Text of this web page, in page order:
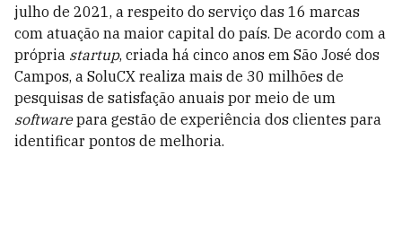
julho de 2021, a respeito do serviço das 16 marcas
com atuação na maior capital do país. De acordo com a
própria startup, criada há cinco anos em São José dos
Campos, a SoluCX realiza mais de 30 milhões de
pesquisas de satisfação anuais por meio de um
softwarepara gestão de experiência dos clientes para
identificar pontos de melhoria.